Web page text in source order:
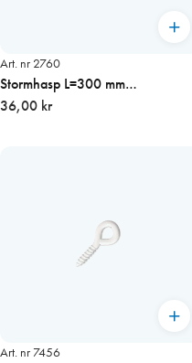
Art. nr 2760
Stormhasp L=300 mm
Varmförzinkad
36,00 kr
Art. nr 7456